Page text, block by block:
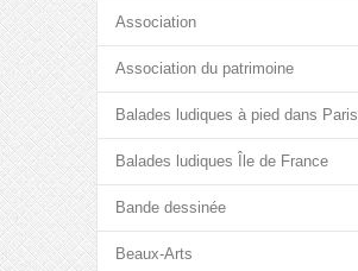
Association
Association du patrimoine
Balades ludiques à pied dans Paris
Balades ludiques Île de France
Bande dessinée
Beaux-Arts